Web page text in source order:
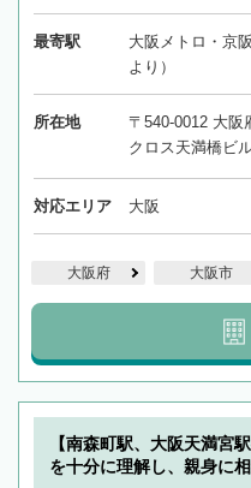
最寄駅
大阪メトロ・京
より）
所在地
〒540-0012 大阪
クロス天満橋ビ
対応エリア 大阪
大阪府 大阪市
【南森町駅、大阪天満宮
を十分に理解し、親身に